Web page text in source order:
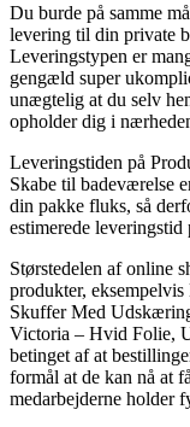
Du burde på samme
levering til din private
Leveringstypen er
gengæld super
unægtelig at du selv
opholder dig i
Leveringstiden på
Skabe til badeværelse
din pakke fluks, så
estimerede
Størstedelen af online
produkter,
Skuffer Med
Victoria – Hvid Folie,
betinget af at
formål at de kan nå at
medarbejderne holder